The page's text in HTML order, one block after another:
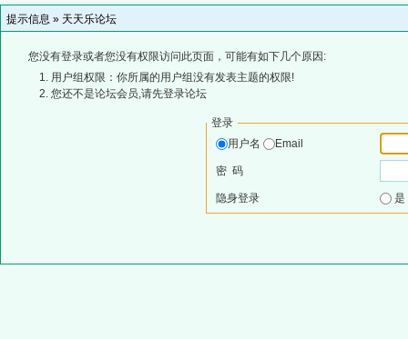
提示信息 » 天天乐论坛
您没有登录或者您没有权限访问此页面，可能有如下几个原因:
用户组权限：你所属的用户组没有发表主题的权限!
您还不是论坛会员,请先登录论坛
登录
用户名
Email
密 码
隐身登录